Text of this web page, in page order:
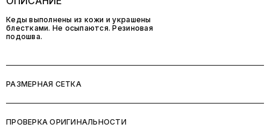
Кеды выполнены из кожи и украшены
блестками. Не осыпаются. Резиновая
подошва.
РАЗМЕРНАЯ СЕТКА
ПРОВЕРКА ОРИГИНАЛЬНОСТИ